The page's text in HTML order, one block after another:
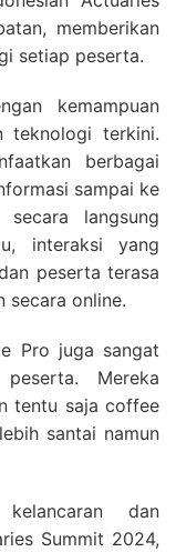
memberikan
setiap peserta.
kemampuan
teknologi terkini.
berbagai
sampai ke
langsung
interaksi yang
peserta terasa
secara online.
Pro juga sangat
Mereka
tentu saja coffee
santai namun
dan
Summit 2024,